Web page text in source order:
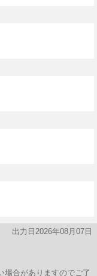
出力日2026年08月07日
合がありますのでご了